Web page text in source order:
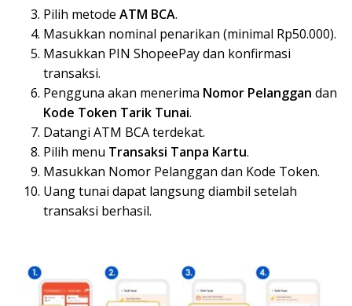
Pilih metode ATM BCA.
Masukkan nominal penarikan (minimal Rp50.000).
Masukkan PIN ShopeePay dan konfirmasi
transaksi.
Pengguna akan menerima Nomor Pelanggan dan
Kode Token Tarik Tunai.
Datangi ATM BCA terdekat.
Pilih menu Transaksi Tanpa Kartu.
Masukkan Nomor Pelanggan dan Kode Token.
Uang tunai dapat langsung diambil setelah
transaksi berhasil.